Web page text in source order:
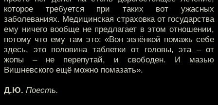
которое требуется при таких вот ужасных
заболеваниях. Медицинская страховка от государства
ему ничего вообще не предлагает в этом отношении,
потому что ему там это: «Вон зелёнкой помажь себе
здесь, это половина таблетки от головы, эта – от
жопы – не перепутай, и свободен. И мазью
Вишневского ещё можно помазать».
Д.Ю. Поесть.